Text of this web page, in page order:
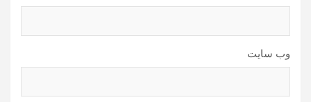
وب‌ سایت